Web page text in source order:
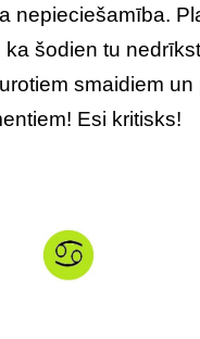
nepieciešamība.
šodien tu
smaidiem un
Esi kritisks!